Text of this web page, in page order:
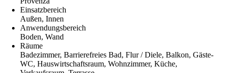
Einsatzbereich
Außen, Innen
Anwendungsbereich
Boden, Wand
Räume
Badezimmer, Barrierefreies Bad, Flur / Diele, Balkon, Gäste-
WC, Hauswirtschaftsraum, Wohnzimmer, Küche,